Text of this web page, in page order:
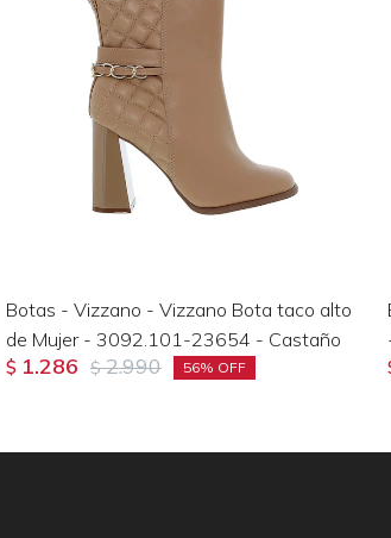
Botas - Vizzano - Vizzano Bota taco alto
de Mujer - 3092.101-23654 - Castaño
$ 1.286 $ 2.990 56